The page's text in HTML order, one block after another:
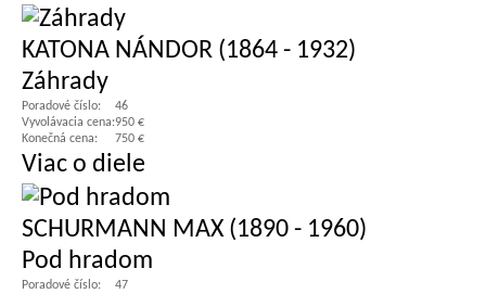
KATONA NÁNDOR (1864 - 1932)
Záhrady
Poradové číslo:
46
Vyvolávacia cena:950 €
Konečná cena:
750 €
Viac o diele
SCHURMANN MAX (1890 - 1960)
Pod hradom
Poradové číslo:
47